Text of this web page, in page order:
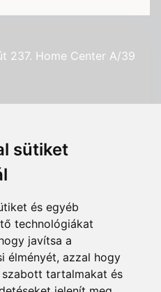
sütiket
és egyéb
technológiákat
javítsa a
élményét, azzal hogy
szabott tartalmakat és
237. Home Center A/39
7969
42